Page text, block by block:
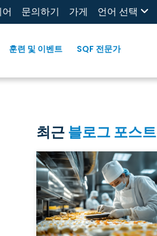
문의하기 가게 언어 선택
훈련 및 이벤트 SQF 전문가
최근블로그 포스트